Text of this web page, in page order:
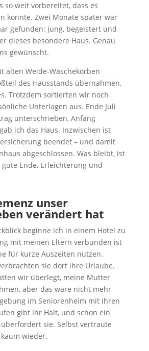
so weit vorbereitet, dass es
konnte. Zwei Monate später war
gefunden: jung, begeistert und
dieses besondere Haus. Genau
gewünscht.
des Hausstands übernahmen,
Trotzdem sortierten wir noch
Unterlagen aus. Ende Juli
unterschrieben, Anfang
ich das Haus. Inzwischen ist
beendet – und damit
abgeschlossen. Was bleibt, ist
Ende, Erleichterung und
unser
verändert hat
beginne ich in einem Hotel zu
mit meinen Eltern verbunden ist
für kurze Auszeiten nutzen.
sie dort ihre Urlaube.
wir überlegt, meine Mutter
aber das wäre nicht mehr
im Seniorenheim mit ihren
gibt ihr Halt, und schon ein
sie. Selbst vertraute
wieder.